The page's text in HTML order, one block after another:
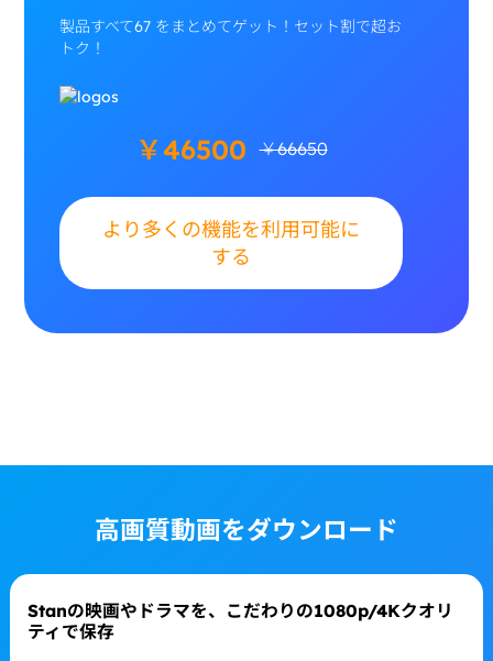
製品すべて67 をまとめてゲット！セット割で超お
トク！
￥46500 ￥66650
より多くの機能を利用可能に
する
高画質動画をダウンロード
Stanの映画やドラマを、こだわりの1080p/4Kクオリ
ティで保存